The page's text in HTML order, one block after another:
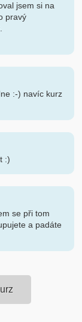
jsem si na
pravý
:-) navíc kurz
:)
se při tom
a padáte